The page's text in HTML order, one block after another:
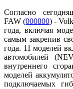
Согласно
FAW (000800) -
года, включая
самым закрепив
года. 11 моделей
автомобилей
внутреннего
моделей
подключаемых